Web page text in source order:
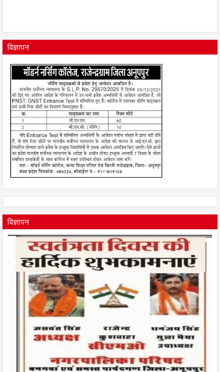
विज्ञापन
विज्ञापन